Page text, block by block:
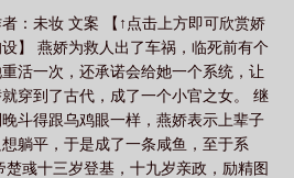
者：未妆 文案 【↑点击上方即可欣赏娇
】 燕娇为救人出了车祸，临死前有个
活一次，还承诺会给她一个系统，让
穿到了古代，成了一个小官之女。 继
斗得跟乌鸡眼一样，燕娇表示上辈子
躺平，于是成了一条咸鱼，至于系
彧十三岁登基，十九岁亲政，励精图